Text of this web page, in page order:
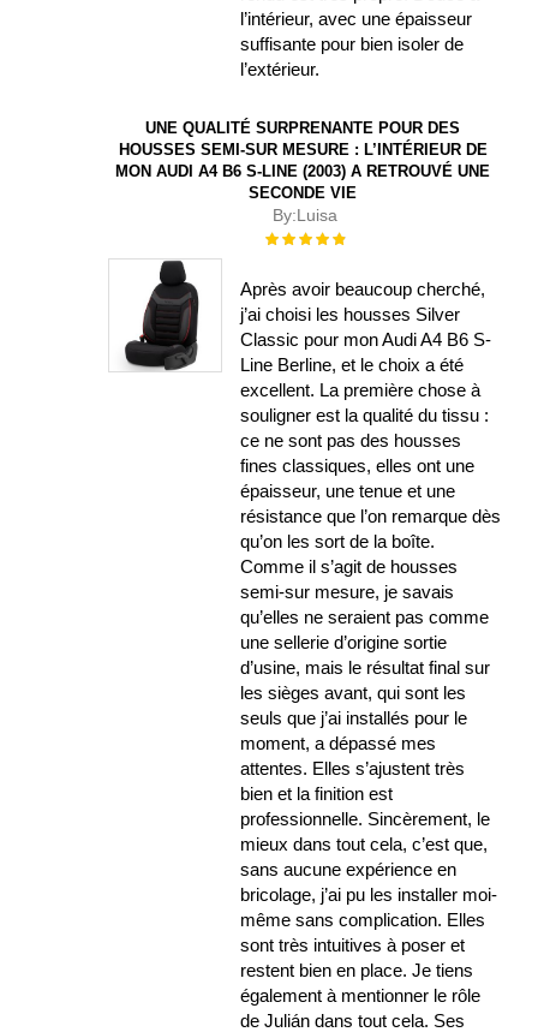
l’intérieur, avec une épaisseur
suffisante pour bien isoler de
l’extérieur.
UNE QUALITÉ SURPRENANTE POUR DES
HOUSSES SEMI-SUR MESURE : L’INTÉRIEUR DE
MON AUDI A4 B6 S-LINE (2003) A RETROUVÉ UNE
SECONDE VIE
By:Luisa
Évaluation :
Après avoir beaucoup cherché,
j’ai choisi les housses Silver
Classic pour mon Audi A4 B6 S-
Line Berline, et le choix a été
excellent. La première chose à
souligner est la qualité du tissu :
ce ne sont pas des housses
fines classiques, elles ont une
épaisseur, une tenue et une
résistance que l’on remarque dès
qu’on les sort de la boîte.
Comme il s’agit de housses
semi-sur mesure, je savais
qu’elles ne seraient pas comme
une sellerie d’origine sortie
d’usine, mais le résultat final sur
les sièges avant, qui sont les
seuls que j’ai installés pour le
moment, a dépassé mes
attentes. Elles s’ajustent très
bien et la finition est
professionnelle. Sincèrement, le
mieux dans tout cela, c’est que,
sans aucune expérience en
bricolage, j’ai pu les installer moi-
même sans complication. Elles
sont très intuitives à poser et
restent bien en place. Je tiens
également à mentionner le rôle
de Julián dans tout cela. Ses